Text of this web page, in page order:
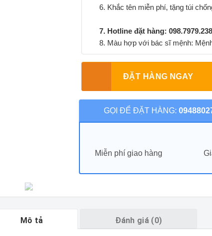
6. Khắc tên miễn phí, tặng túi
7. Hotline đặt hàng:
8. Màu hợp với bác sĩ mệnh:
ĐẶT HÀNG NGAY
GỌI ĐỂ ĐẶT HÀNG:
Miễn phí giao hàng
Mô tả Đánh giá (0)